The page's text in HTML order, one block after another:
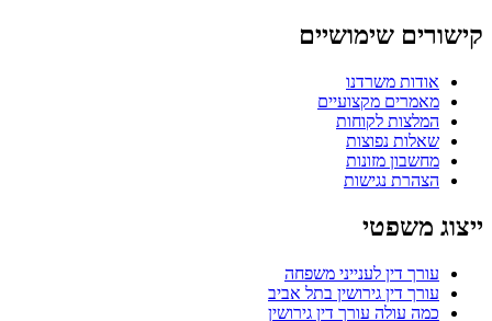
קישורים שימושיים
אודות משרדנו
מאמרים מקצועיים
המלצות לקוחות
שאלות נפוצות
מחשבון מזונות
הצהרת נגישות
ייצוג משפטי
עורך דין לענייני משפחה
עורך דין גירושין בתל אביב
כמה עולה עורך דין גירושין